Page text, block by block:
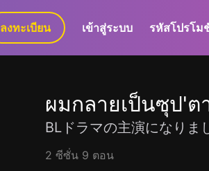
GaLa+
ลงทะเบียน เข้าสู่ระบบ รหัสโปรโม
ผมกลายเป็นซุป'ต
BLドラマの主演になりま
2 ซีซั่น 9 ตอน